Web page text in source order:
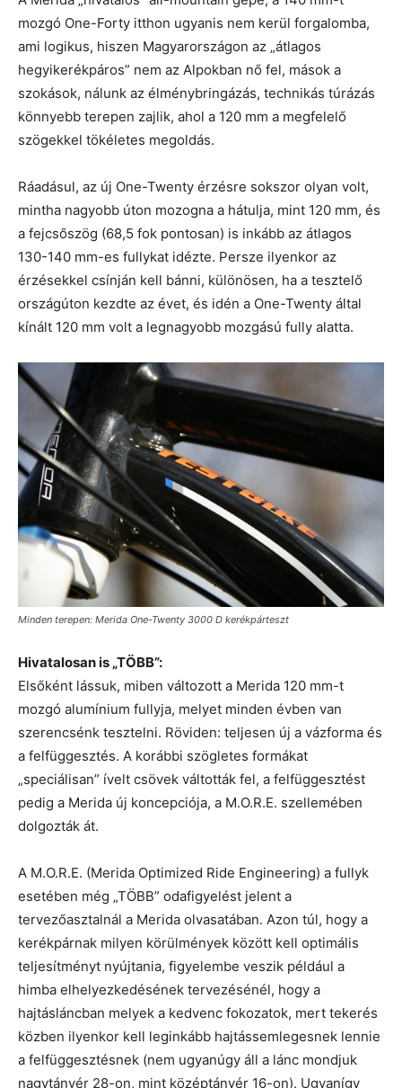
mozgó One-Forty itthon ugyanis nem kerül forgalomba,
ami logikus, hiszen Magyarországon az „átlagos
hegyikerékpáros” nem az Alpokban nő fel, mások a
szokások, nálunk az élménybringázás, technikás túrázás
könnyebb terepen zajlik, ahol a 120 mm a megfelelő
szögekkel tökéletes megoldás.
Ráadásul, az új One-Twenty érzésre sokszor olyan volt,
mintha nagyobb úton mozogna a hátulja, mint 120 mm, és
a fejcsőszög (68,5 fok pontosan) is inkább az átlagos
130-140 mm-es fullykat idézte. Persze ilyenkor az
érzésekkel csínján kell bánni, különösen, ha a tesztelő
országúton kezdte az évet, és idén a One-Twenty által
kínált 120 mm volt a legnagyobb mozgású fully alatta.
Minden terepen: Merida One-Twenty 3000 D kerékpárteszt
Hivatalosan is „TÖBB”:
Elsőként lássuk, miben változott a Merida 120 mm-t
mozgó alumínium fullyja, melyet minden évben van
szerencsénk tesztelni. Röviden: teljesen új a vázforma és
a felfüggesztés. A korábbi szögletes formákat
„speciálisan” ívelt csövek váltották fel, a felfüggesztést
pedig a Merida új koncepciója, a M.O.R.E. szellemében
dolgozták át.
A M.O.R.E. (Merida Optimized Ride Engineering) a fullyk
esetében még „TÖBB” odafigyelést jelent a
tervezőasztalnál a Merida olvasatában. Azon túl, hogy a
kerékpárnak milyen körülmények között kell optimális
teljesítményt nyújtania, figyelembe veszik például a
himba elhelyezkedésének tervezésénél, hogy a
hajtásláncban melyek a kedvenc fokozatok, mert tekerés
közben ilyenkor kell leginkább hajtássemlegesnek lennie
a felfüggesztésnek (nem ugyanúgy áll a lánc mondjuk
nagytányér 28-on, mint középtányér 16-on). Ugyanígy